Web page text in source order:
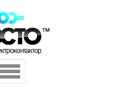
Toggle
navigation